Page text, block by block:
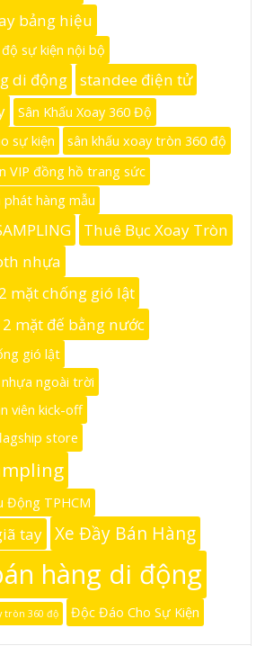
bảng hiệu
sự kiện nội bộ
di động
standee điện tử
Sân Khấu Xoay 360 Độ
sự kiện
sân khấu xoay tròn 360 độ
VIP đồng hồ trang sức
hàng mẫu
Thuê Bục Xoay Tròn
nhựa
mặt chống gió lật
mặt đế bằng nước
gió lật
ngoài trời
viên kick-off
store
Động TPHCM
tay Xe Đầy Bán Hàng
hàng di động
tròn 360 độ Độc Đáo Cho Sự Kiện